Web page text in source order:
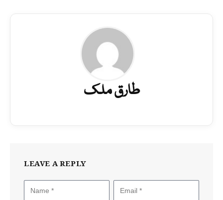
طارق ملک
LEAVE A REPLY